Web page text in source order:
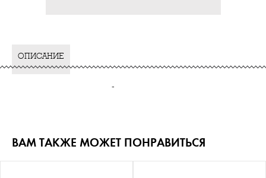
ОПИСАНИЕ
-
ВАМ ТАКЖЕ МОЖЕТ ПОНРАВИТЬСЯ